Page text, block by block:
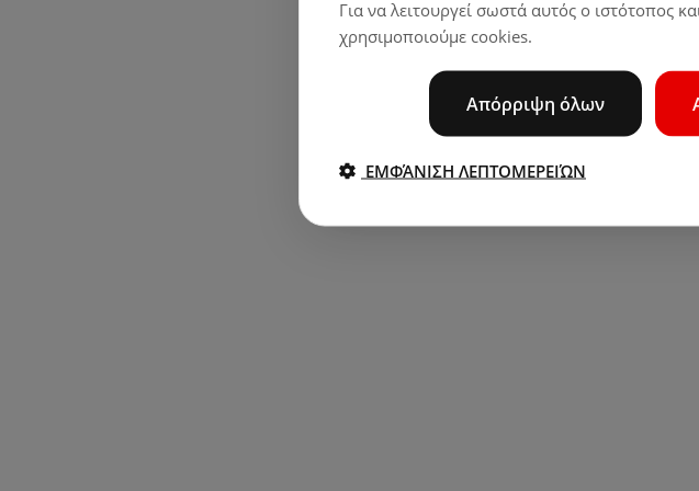
Για να λειτουργεί σωστά αυτός ο ιστότοπος
χρησιμοποιούμε cookies.
Απόρριψη όλων
ΕΜΦΆΝΙΣΗ ΛΕΠΤΟΜΕΡΕΙΏΝ